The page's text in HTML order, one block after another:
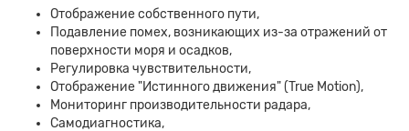
Отображение собственного пути,
Подавление помех, возникающих из-за отражений от
поверхности моря и осадков,
Регулировка чувствительности,
Отображение "Истинного движения" (True Motion),
Мониторинг производительности радара,
Самодиагностика,